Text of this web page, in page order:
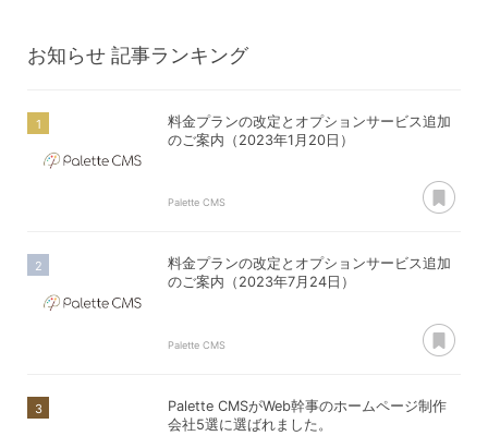
お知らせ 記事ランキング
料金プランの改定とオプションサービス追加
のご案内（2023年1月20日）
Palette CMS
料金プランの改定とオプションサービス追加
のご案内（2023年7月24日）
Palette CMS
Palette CMSがWeb幹事のホームページ制作
会社5選に選ばれました。